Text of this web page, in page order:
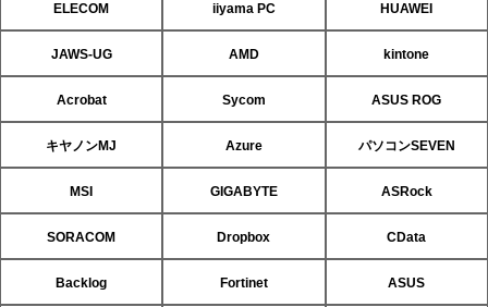
ELECOM iiyama PC HUAWEI
JAWS-UG AMD kintone
Acrobat Sycom ASUS ROG
キヤノンMJ Azure パソコンSEVEN
MSI GIGABYTE ASRock
SORACOM Dropbox CData
Backlog Fortinet ASUS